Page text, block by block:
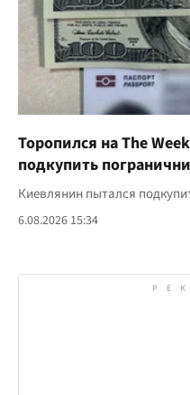
Торопился на The
подкупить
Киевлянин пытался
6.08.2026 15:34